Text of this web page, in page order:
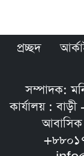
প্রচ্ছদ
সম্পাদক:
কার্যালয় :
আবাসিক